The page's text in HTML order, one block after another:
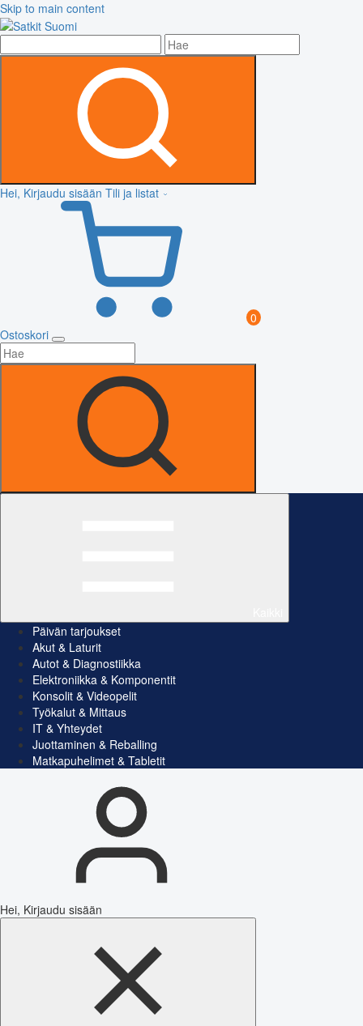
Skip to main content
Hei, Kirjaudu sisään Tili ja listat
0
Ostoskori
Päivän tarjoukset
Akut & Laturit
Autot & Diagnostiikka
Elektroniikka & Komponentit
Konsolit & Videopelit
Työkalut & Mittaus
IT & Yhteydet
Juottaminen & Reballing
Matkapuhelimet & Tabletit
Hei, Kirjaudu sisään